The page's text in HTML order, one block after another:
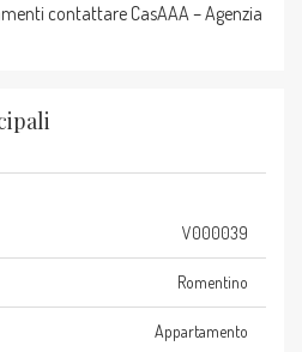
contattare CasAAA – Agenzia
V000039
Romentino
Appartamento